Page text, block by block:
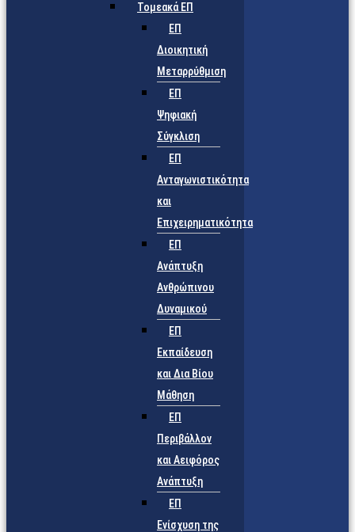
Τομεακά ΕΠ
ΕΠ
Διοικητική
Μεταρρύθμιση
ΕΠ
Ψηφιακή
Σύγκλιση
ΕΠ
Ανταγωνιστικότητα
και
Επιχειρηματικότητα
ΕΠ
Ανάπτυξη
Ανθρώπινου
Δυναμικού
ΕΠ
Εκπαίδευση
και Δια Βίου
Μάθηση
ΕΠ
Περιβάλλον
και Αειφόρος
Ανάπτυξη
ΕΠ
Ενίσχυση της